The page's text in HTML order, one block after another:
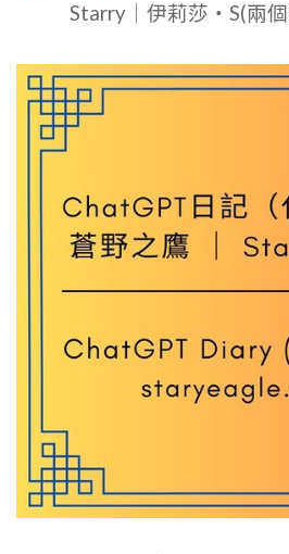
Starry｜伊莉莎・S(兩